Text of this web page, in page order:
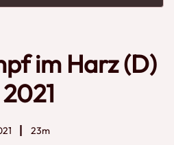
im Harz (D)
23m